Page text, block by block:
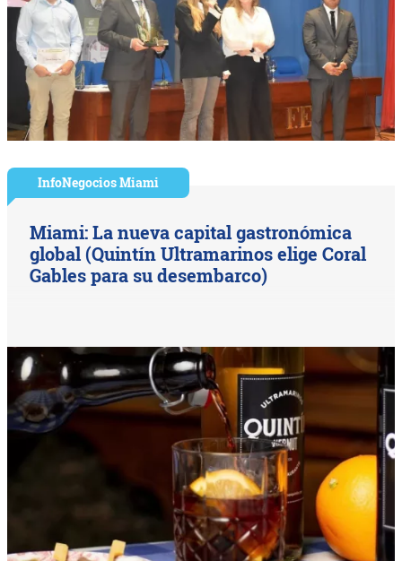
InfoNegocios Miami
Miami: La nueva capital gastronómica
global (Quintín Ultramarinos elige Coral
Gables para su desembarco)